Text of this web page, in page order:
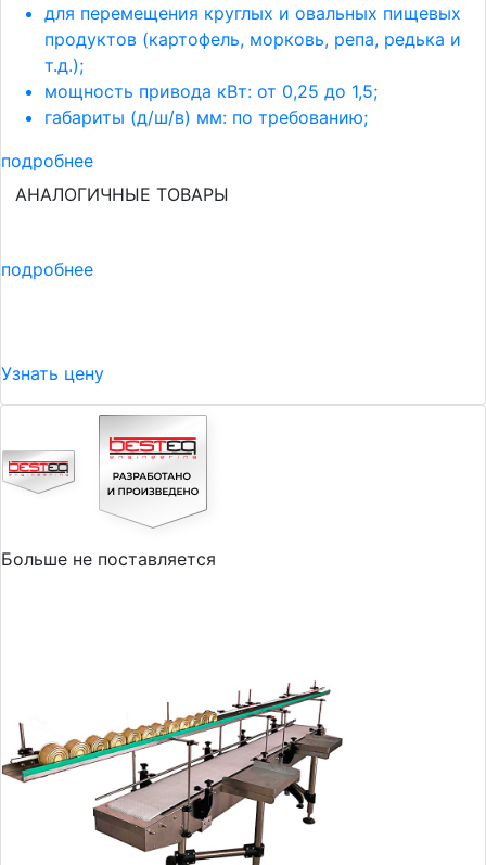
для перемещения круглых и овальных пищевых
продуктов (картофель, морковь, репа, редька и
т.д.);
мощность привода кВт: от 0,25 до 1,5;
габариты (д/ш/в) мм: по требованию;
подробнее
АНАЛОГИЧНЫЕ ТОВАРЫ
подробнее
Узнать цену
Больше не поставляется